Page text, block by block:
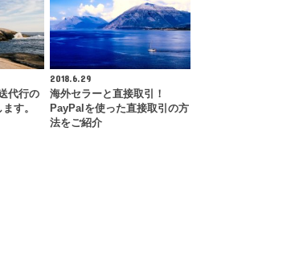
代行の
す。
2018.6.29
海外セラーと直接取引！
PayPalを使った直接取引の方
法をご紹介